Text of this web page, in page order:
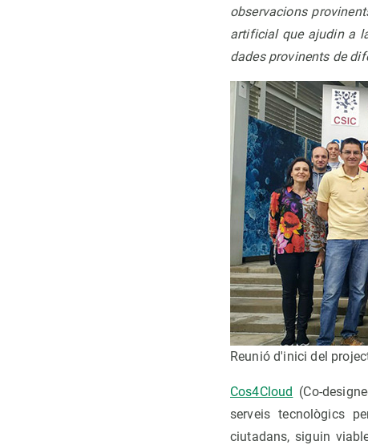
observacions
artificial que ajudin a
dades provinents de
Reunió d'inici del
Cos4Cloud (Co-
serveis tecnològics
ciutadans, siguin